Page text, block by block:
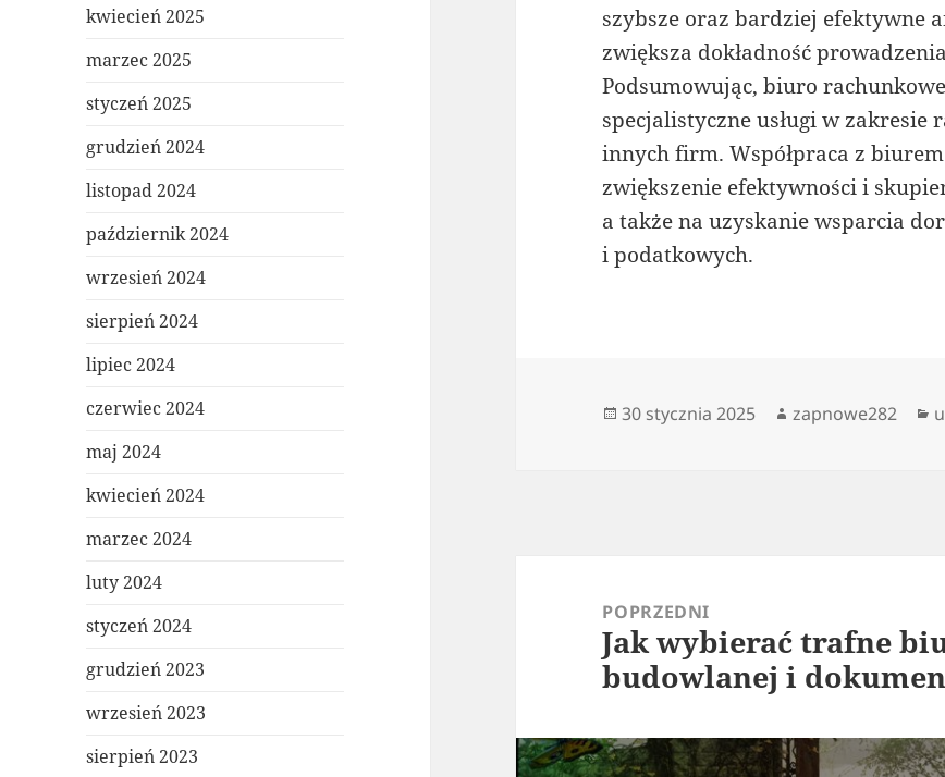
kwiecień 2025
marzec 2025
styczeń 2025
grudzień 2024
listopad 2024
październik 2024
wrzesień 2024
sierpień 2024
lipiec 2024
czerwiec 2024
maj 2024
kwiecień 2024
marzec 2024
luty 2024
styczeń 2024
grudzień 2023
wrzesień 2023
sierpień 2023
szybsze oraz bardziej efektywne
zwiększa dokładność
Podsumowując, biuro
specjalistyczne usługi w
innych firm. Współpraca z
zwiększenie efektywności i
a także na uzyskanie wsparcia
i podatkowych.
Data
30 stycznia 2025 Autor
zapnowe282
POPRZEDNI
Poprzedni
wpis:
Jak wybierać trafne
budowlanej i